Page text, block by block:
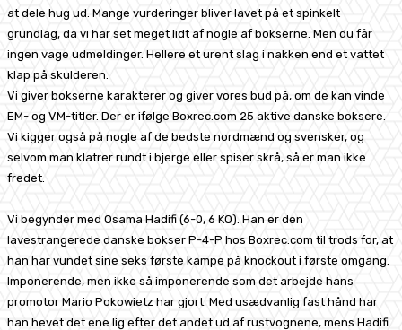
at dele hug ud. Mange vurderinger bliver lavet på et spinkelt
grundlag, da vi har set meget lidt af nogle af bokserne. Men du får
ingen vage udmeldinger. Hellere et urent slag i nakken end et vattet
klap på skulderen.
Vi giver bokserne karakterer og giver vores bud på, om de kan vinde
EM- og VM-titler. Der er ifølge Boxrec.com 25 aktive danske boksere.
Vi kigger også på nogle af de bedste nordmænd og svensker, og
selvom man klatrer rundt i bjerge eller spiser skrå, så er man ikke
fredet.
Vi begynder med Osama Hadifi (6-0, 6 KO). Han er den
lavestrangerede danske bokser P-4-P hos Boxrec.com til trods for, at
han har vundet sine seks første kampe på knockout i første omgang.
Imponerende, men ikke så imponerende som det arbejde hans
promotor Mario Pokowietz har gjort. Med usædvanlig fast hånd har
han hevet det ene lig efter det andet ud af rustvognene, mens Hadifi